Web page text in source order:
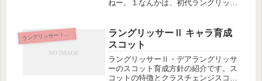
ねー。１なんかは、初代ラングリッサ
しっかりと聞いておきたい！なんて方
も多いんじゃないでしょうかー。で
も、...
ラ
ングリッサーⅠ＆Ⅱ
ラングリッサーⅡ キャラ育成
スコット
ラングリッサーⅡ・デアラングリッサ
ーのスコット育成方針の紹介です。ス
コットの特徴とクラスチェンジスコッ